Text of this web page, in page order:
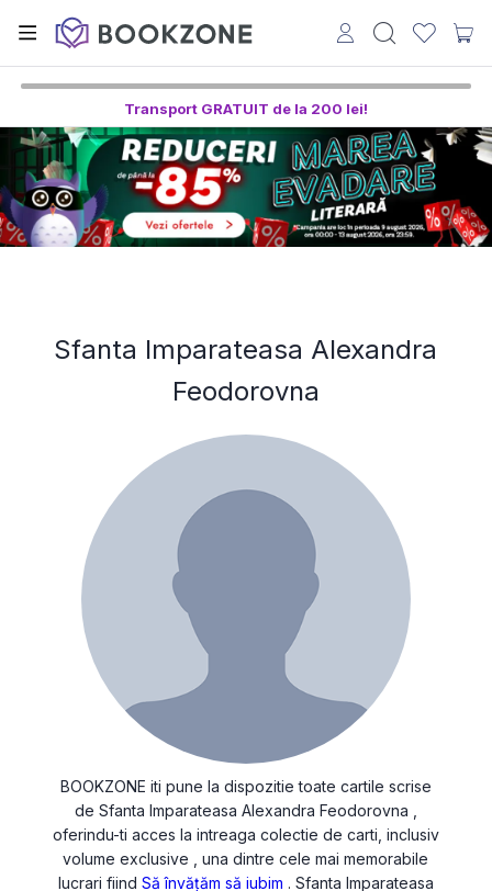
Transport GRATUIT de la 200 lei!
Sfanta Imparateasa Alexandra
Feodorovna
BOOKZONE iti pune la dispozitie toate cartile scrise
de Sfanta Imparateasa Alexandra Feodorovna ,
oferindu-ti acces la intreaga colectie de carti, inclusiv
volume exclusive , una dintre cele mai memorabile
lucrari fiind Să învățăm să iubim . Sfanta Imparateasa